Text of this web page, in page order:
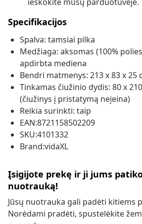
Specifikacijos
Spalva: tamsiai pilka
Medžiaga: aksomas (100%
apdirbta mediena
Bendri matmenys: 213 x 83 x 25
Tinkamas čiužinio dydis: 80 x
(čiužinys į pristatymą neįeina)
Reikia surinkti: taip
EAN:8721158502209
SKU:4101332
Brand:vidaXL
Įsigijote prekę ir ji jums
nuotrauką!
Jūsų nuotrauka gali padėti kitiems
Norėdami pradėti, spustelėkite